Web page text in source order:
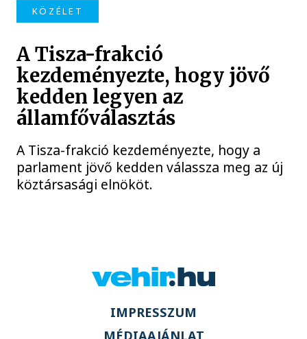
KÖZÉLET
A Tisza-frakció
kezdeményezte, hogy jövő
kedden legyen az
államfőválasztás
A Tisza-frakció kezdeményezte, hogy a
parlament jövő kedden válassza meg az új
köztársasági elnököt.
IMPRESSZUM
MÉDIAAJÁNLAT